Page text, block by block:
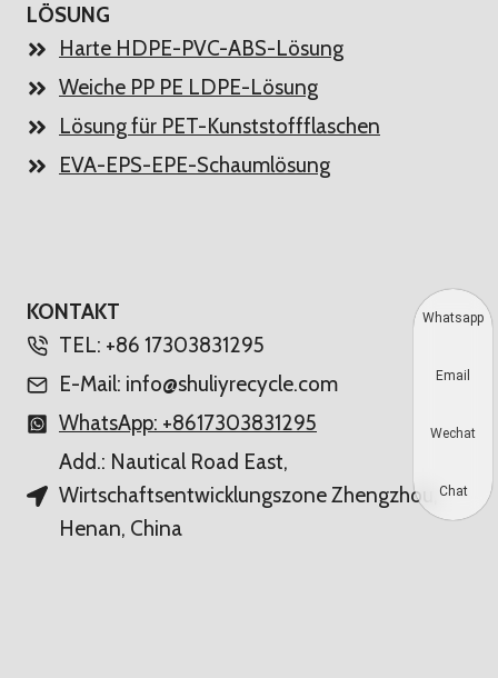
LÖSUNG
Harte HDPE-PVC-ABS-Lösung
Weiche PP PE LDPE-Lösung
Lösung für PET-Kunststoffflaschen
EVA-EPS-EPE-Schaumlösung
KONTAKT
TEL: +86 17303831295
E-Mail: info@shuliyrecycle.com
WhatsApp: +8617303831295
Add.: Nautical Road East,
Wirtschaftsentwicklungszone Zhengzhou,
Henan, China
Whatsapp
Email
Wechat
Chat